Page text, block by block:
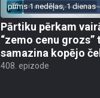
pirms 1 nedēļas, 1 dienas
Pārtiku pērkam
“zemo cenu grozs”
samazina kopējo
408. epizode